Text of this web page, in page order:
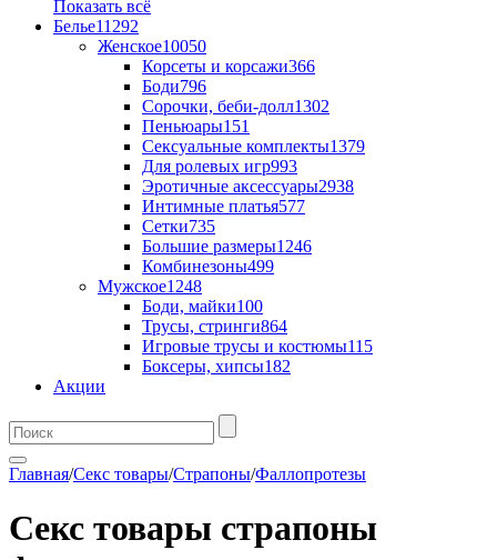
Показать всё
Белье11292
Женское10050
Корсеты и корсажи366
Боди796
Сорочки, беби-долл1302
Пеньюары151
Сексуальные комплекты1379
Для ролевых игр993
Эротичные аксессуары2938
Интимные платья577
Сетки735
Большие размеры1246
Комбинезоны499
Мужское1248
Боди, майки100
Трусы, стринги864
Игровые трусы и костюмы115
Боксеры, хипсы182
Акции
Главная/Секс товары/Страпоны/Фаллопротезы
Секс товары страпоны